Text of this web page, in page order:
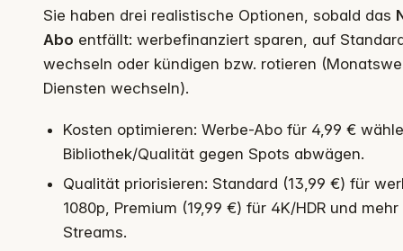
Sie haben drei realistische Optionen, sobald das
Abo entfällt: werbefinanziert sparen, auf
wechseln oder kündigen bzw. rotieren
Diensten wechseln).
Kosten optimieren: Werbe-Abo für 4,99 €
Bibliothek/Qualität gegen Spots abwägen.
Qualität priorisieren: Standard (13,99 €) für
1080p, Premium (19,99 €) für 4K/HDR und
Streams.